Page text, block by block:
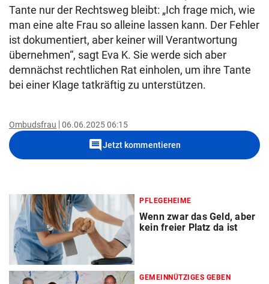
Tante nur der Rechtsweg bleibt: „Ich frage mich, wie
man eine alte Frau so alleine lassen kann. Der Fehler
ist dokumentiert, aber keiner will Verantwortung
übernehmen“, sagt Eva K. Sie werde sich aber
demnächst rechtlichen Rat einholen, um ihre Tante
bei einer Klage tatkräftig zu unterstützen.
Ombudsfrau 06.06.2025 06:15
commentJetzt kommentieren
PFLEGEHEIME
Wenn zwar das Geld, aber
kein freier Platz da ist
GEMEINNÜTZIGES GEBEN